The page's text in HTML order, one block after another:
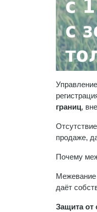
границ,
продаже,
Почему
Межевание
даёт
Защита от